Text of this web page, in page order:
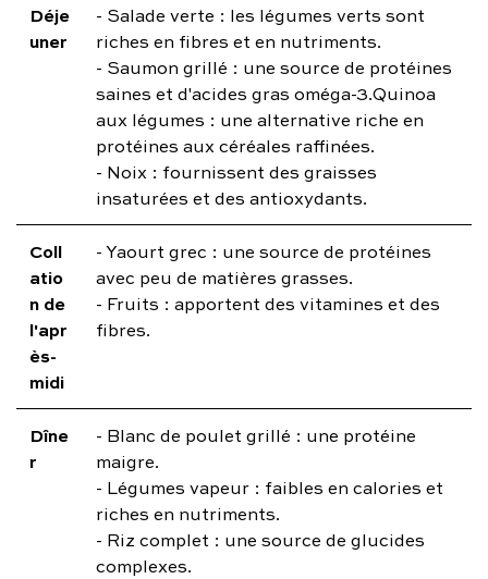
Déje
uner
- Salade verte : les légumes verts sont
riches en fibres et en nutriments.
- Saumon grillé : une source de protéines
saines et d'acides gras oméga-3.Quinoa
aux légumes : une alternative riche en
protéines aux céréales raffinées.
- Noix : fournissent des graisses
insaturées et des antioxydants.
Coll
atio
n de
l'apr
ès-
midi
- Yaourt grec : une source de protéines
avec peu de matières grasses.
- Fruits : apportent des vitamines et des
fibres.
Dîne
r
- Blanc de poulet grillé : une protéine
maigre.
- Légumes vapeur : faibles en calories et
riches en nutriments.
- Riz complet : une source de glucides
complexes.